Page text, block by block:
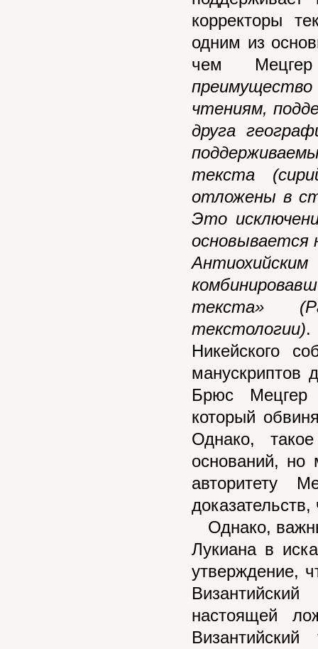
корректоры
одним из
чем
чтениям,
друга
текста
отложены в
Это
основывается
текста»
текстологии).
Никейского
манускриптов
Брюс Мецгер
который
Однако,
оснований, но
авторитету
Однако,
Лукиана в
утверждение,
настоящей